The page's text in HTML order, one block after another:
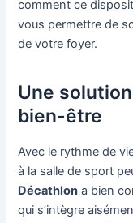
comment ce
vous permettre de
de votre foyer.
Une
bien-être
Avec le rythme de
à la salle de sport
Décathlon a bien
qui s’intègre